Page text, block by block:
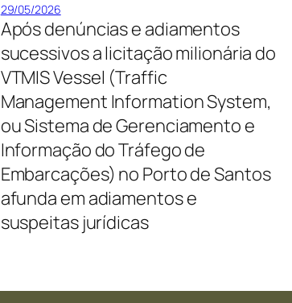
29/05/2026
Após denúncias e adiamentos
sucessivos a licitação milionária do
VTMIS Vessel (Traffic
Management Information System,
ou Sistema de Gerenciamento e
Informação do Tráfego de
Embarcações) no Porto de Santos
afunda em adiamentos e
suspeitas jurídicas